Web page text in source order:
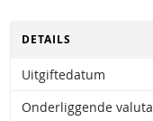
TOGGLE
DETAILS
Uitgiftedatum
Onderliggende valuta